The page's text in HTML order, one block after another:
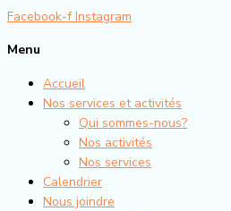
Facebook-f Instagram
Menu
Accueil
Nos services et activités
Qui sommes-nous?
Nos activités
Nos services
Calendrier
Nous joindre